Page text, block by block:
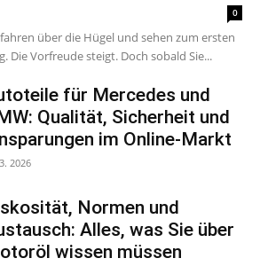
0
fahren über die Hügel und sehen zum ersten
Die Vorfreude steigt. Doch sobald Sie...
für Mercedes und
Qualität, Sicherheit und
im Online-Markt
2026
Normen und
Alles, was Sie über
wissen müssen